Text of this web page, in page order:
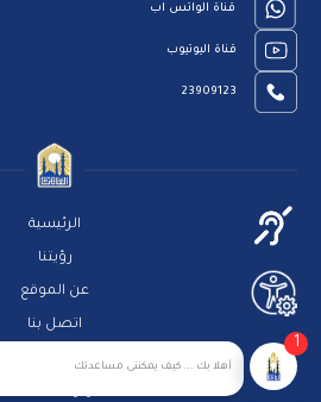
قناة الواتس اب
قناة اليوتيوب
23909123
الرئيسية
رؤيتنا
عن الموقع
اتصل بنا
سياسة الخصوصيةأهلا بك ... كيف يمكننى مساعدتك
1